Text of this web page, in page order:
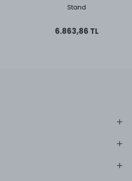
Stand
6.863,86 TL